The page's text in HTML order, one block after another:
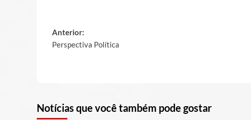
Post
navigation
Anterior:
Perspectiva Política
Notícias que você também pode gostar